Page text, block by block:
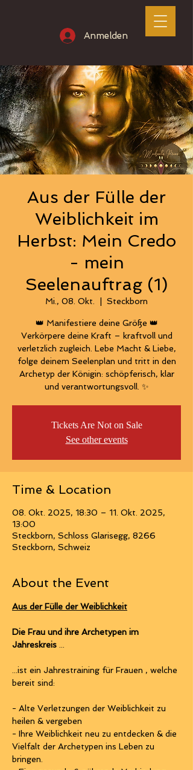
Anmelden
Aus der Fülle der
Weiblichkeit im
Herbst: Mein Credo
- mein
Seelenauftrag (1)
Mi., 08. Okt. Steckborn
👑 Manifestiere deine Größe 👑
Verkörpere deine Kraft – kraftvoll und
verletzlich zugleich. Lebe Macht & Liebe,
folge deinem Seelenplan und tritt in den
Archetyp der Königin: schöpferisch, klar
und verantwortungsvoll. ✨
Tickets Are Not on Sale
See other events
Time & Location
08. Okt. 2025, 18:30 – 11. Okt. 2025,
13:00
Steckborn, Schloss Glarisegg, 8266
Steckborn, Schweiz
About the Event
Aus der Fülle der Weiblichkeit
Die Frau und ihre Archetypen im
Jahreskreis
...ist ein Jahrestraining für Frauen , welche
bereit sind:
- Alte Verletzungen der Weiblichkeit zu
heilen & vergeben
- Ihre Weiblichkeit neu zu entdecken & die
Vielfalt der Archetypen ins Leben zu
bringen.